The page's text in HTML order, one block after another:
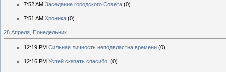
7:52 AM Заседание городского Совета (0)
7:51 AM Хроника (0)
28 Апреля, Понедельник
12:19 PM Сильная личность неподвластна времени (0)
12:16 PM Успей сказать спасибо! (0)